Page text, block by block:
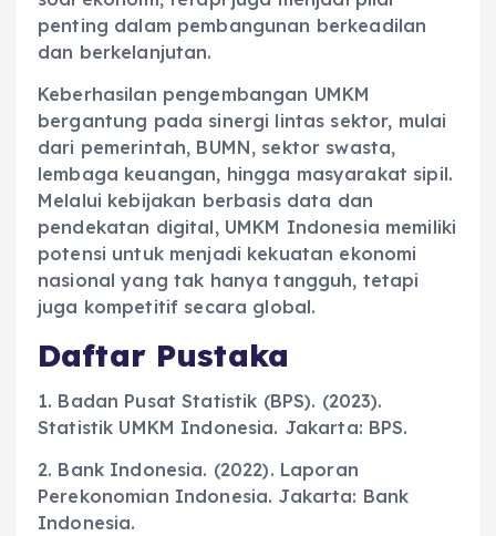
penting dalam pembangunan berkeadilan
dan berkelanjutan.
Keberhasilan pengembangan UMKM
bergantung pada sinergi lintas sektor, mulai
dari pemerintah, BUMN, sektor swasta,
lembaga keuangan, hingga masyarakat sipil.
Melalui kebijakan berbasis data dan
pendekatan digital, UMKM Indonesia memiliki
potensi untuk menjadi kekuatan ekonomi
nasional yang tak hanya tangguh, tetapi
juga kompetitif secara global.
Daftar Pustaka
1. Badan Pusat Statistik (BPS). (2023).
Statistik UMKM Indonesia. Jakarta: BPS.
2. Bank Indonesia. (2022). Laporan
Perekonomian Indonesia. Jakarta: Bank
Indonesia.